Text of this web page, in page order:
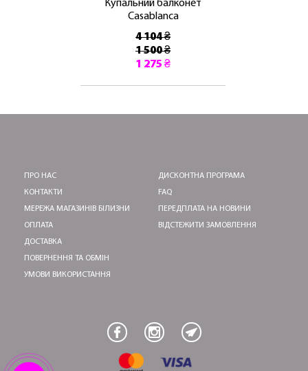
Купальний балконет
Casablanca
4 104 ₴
1 500 ₴
1 275 ₴
ПРО НАС
КОНТАКТИ
МЕРЕЖА МАГАЗИНІВ БІЛИЗНИ
ОПЛАТА
ДОСТАВКА
ПОВЕРНЕННЯ ТА ОБМІН
УМОВИ ВИКОРИСТАННЯ
ДИСКОНТНА ПРОГРАМА
FAQ
ПЕРЕДПЛАТА НА НОВИНИ
ВІДСТЕЖИТИ ЗАМОВЛЕННЯ